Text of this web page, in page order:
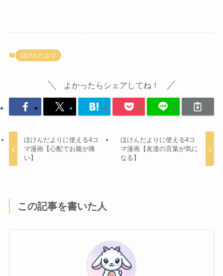
ほけんだより
よかったらシェアしてね！
ほけんだよりに使える4コ
マ漫画【心配でお腹が痛
い】
ほけんだよりに使える4コ
マ漫画【友達の言葉が気に
なる】
この記事を書いた人